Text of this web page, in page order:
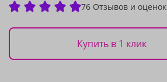
76 Отзывов и оценок
Купить в 1 клик